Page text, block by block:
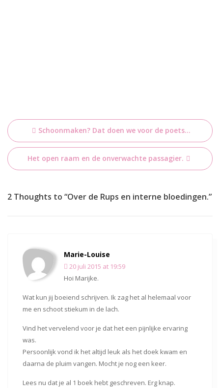
Bericht
navigatie
Schoonmaken? Dat doen we voor de poets…
Het open raam en de onverwachte passagier.
2 Thoughts to “Over de Rups en interne bloedingen.”
Marie-Louise
20 juli 2015 at 19:59
Hoi Marijke.
Wat kun jij boeiend schrijven. Ik zag het al helemaal voor
me en schoot stiekum in de lach.
Vind het vervelend voor je dat het een pijnlijke ervaring
was.
Persoonlijk vond ik het altijd leuk als het doek kwam en
daarna de pluim vangen. Mocht je nog een keer.
Lees nu dat je al 1 boek hebt geschreven. Erg knap.